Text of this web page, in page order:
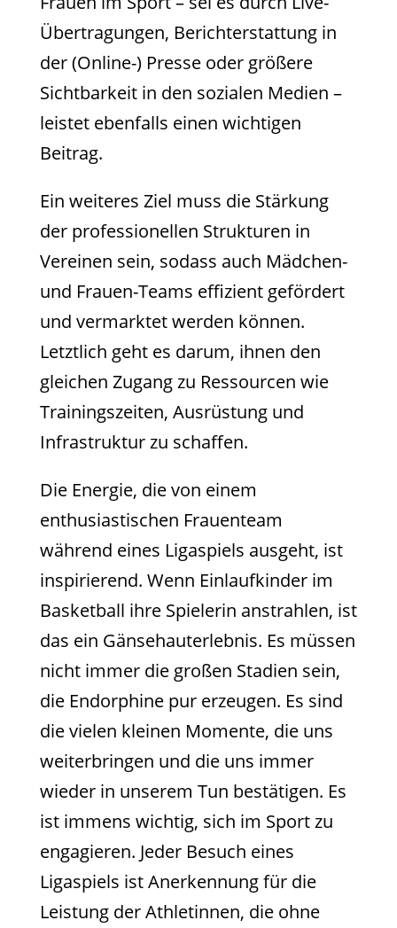
Übertragungen, Berichterstattung in
der (Online-) Presse oder größere
Sichtbarkeit in den sozialen Medien –
leistet ebenfalls einen wichtigen
Beitrag.
Ein weiteres Ziel muss die Stärkung
der professionellen Strukturen in
Vereinen sein, sodass auch Mädchen-
und Frauen-Teams effizient gefördert
und vermarktet werden können.
Letztlich geht es darum, ihnen den
gleichen Zugang zu Ressourcen wie
Trainingszeiten, Ausrüstung und
Infrastruktur zu schaffen.
Die Energie, die von einem
enthusiastischen Frauenteam
während eines Ligaspiels ausgeht, ist
inspirierend. Wenn Einlaufkinder im
Basketball ihre Spielerin anstrahlen, ist
das ein Gänsehauterlebnis. Es müssen
nicht immer die großen Stadien sein,
die Endorphine pur erzeugen. Es sind
die vielen kleinen Momente, die uns
weiterbringen und die uns immer
wieder in unserem Tun bestätigen. Es
ist immens wichtig, sich im Sport zu
engagieren. Jeder Besuch eines
Ligaspiels ist Anerkennung für die
Leistung der Athletinnen, die ohne